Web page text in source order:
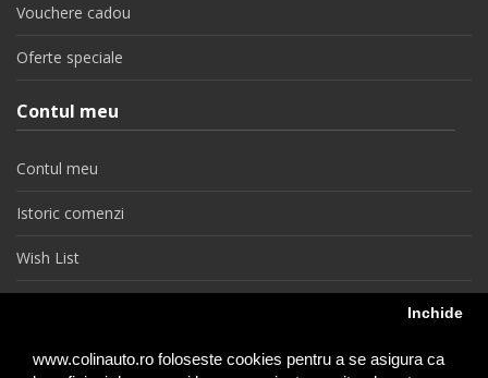
www.colinauto.ro foloseste cookies pentru a se asigura ca
Inchide
Vouchere cadou
Oferte speciale
Contul meu
Contul meu
Istoric comenzi
Wish List